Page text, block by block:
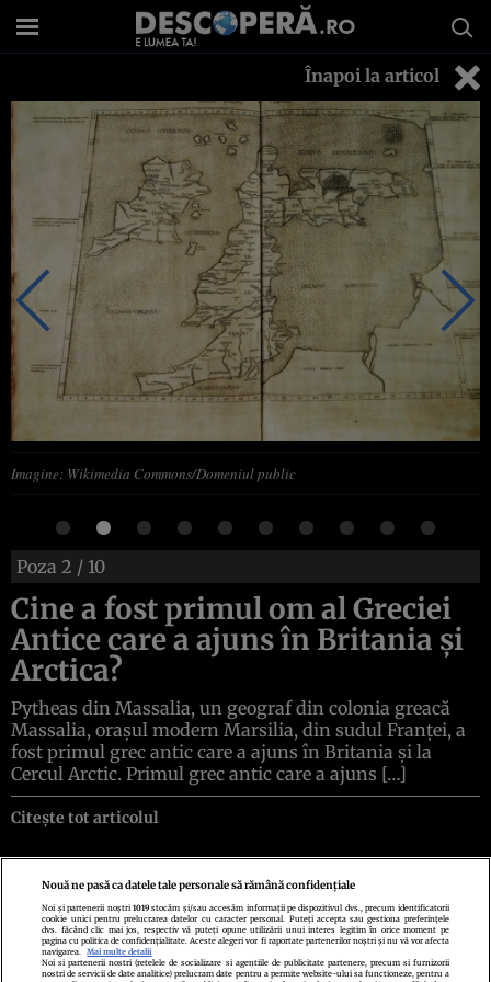
Înapoi la articol
Imagine: Wikimedia Commons/Domeniul public
Poza 2 / 10
Cine a fost primul om al Greciei
Antice care a ajuns în Britania și
Arctica?
Pytheas din Massalia, un geograf din colonia greacă
Massalia, orașul modern Marsilia, din sudul Franței, a
fost primul grec antic care a ajuns în Britania și la
Cercul Arctic. Primul grec antic care a ajuns […]
Citește tot articolul
Politica de confidenţialitate Politica de cookiesTermeni şi condiţii
Echipa redacționalăContactSetări Cookies
Nouă ne pasă ca datele tale personale să rămână confidențiale
Noi și partenerii noștri1019 stocăm și/sau accesăm informații pe dispozitivul dvs., precum identificatorii
cookie unici pentru prelucrarea datelor cu caracter personal. Puteți accepta sau gestiona preferințele
dvs. făcând clic mai jos, respectiv vă puteți opune utilizării unui interes legitim în orice moment pe
pagina cu politica de confidențialitate. Aceste alegeri vor fi raportate partenerilor noștri și nu vă vor afecta
navigarea.
Mai multe detalii
Noi si partenerii nostri (retelele de socializare si agentiile de publicitate partenere, precum si furnizorii
nostri de servicii de date analitice) prelucram date pentru a permite website-ului sa functioneze, pentru a